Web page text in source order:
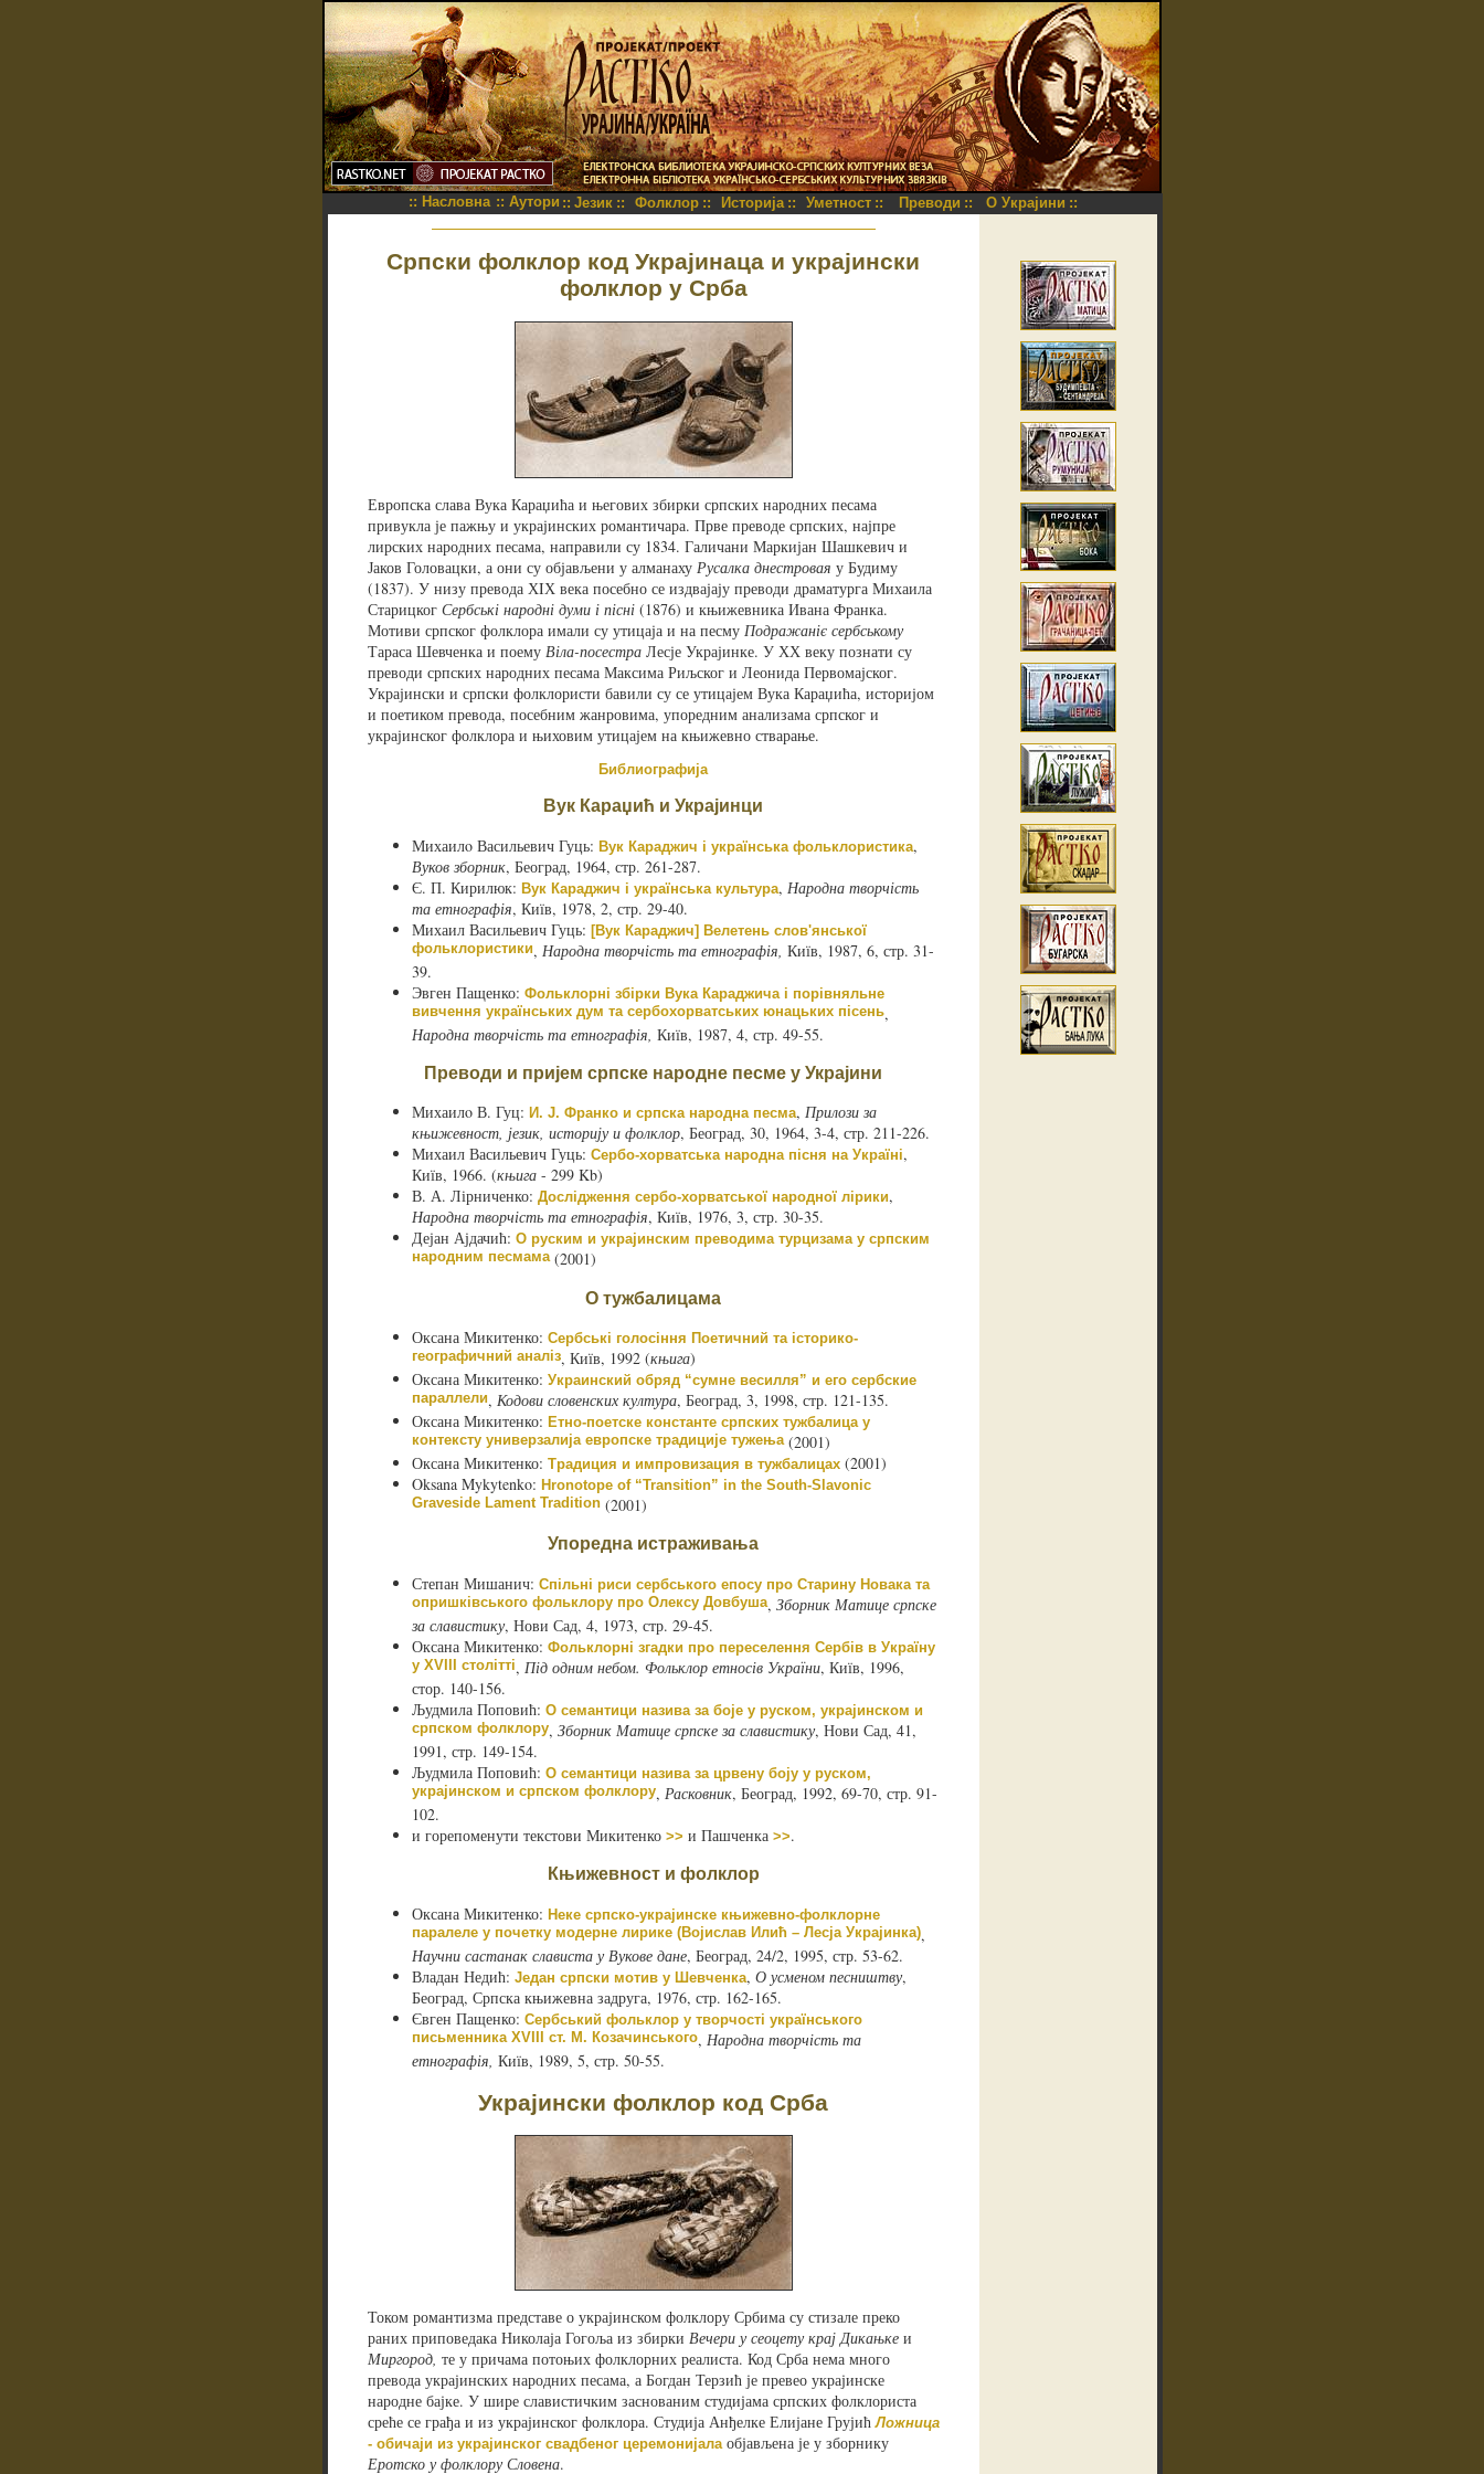
:: Насловна :: Аутори :: Језик :: Фолклор :: Историја :: Уметност :: Преводи :: O Украјини ::
Српски фолклор код Украјинаца и украјински
фолклор у Срба
Европска слава Вука Караџића и његових збирки српских народних песама
привукла је пажњу и украјинских романтичара. Прве преводе српских, најпре
лирских народних песама, направили су 1834. Галичани Маркијан Шашкевич и
Јаков Головацки, а они су објављени у алманаху Русалка днестровая у Будиму
(1837). У низу превода ХIХ века посебно се издвајају преводи драматурга Михаила
Старицког Сербські народні думи і пісні (1876) и књижевника Ивана Франка.
Мотиви српског фолклора имали су утицаја и на песму Подражаніє сербському
Тараса Шевченка и поему Віла-посестраЛесје Украјинке. У ХХ веку познати су
преводи српских народних песама Максима Риљског и Леонида Первомајског.
Украјински и српски фолклористи бавили су се утицајем Вука Караџића, историјом
и поетиком превода, посебним жанровима, упоредним анализама српског и
украјинског фолклора и њиховим утицајем на књижевно стварање.
Библиографија
Вук Караџић и Украјинци
Михаилo Васильевич Гуць: Вук Караджич і українська фольклористика,
Вуков зборник, Београд, 1964, стр. 261-287.
Є. П. Кирилюк: Вук Караджич і українська культура, Народна творчість
та етнографія, Київ, 1978, 2, стр. 29-40.
Михаил Васильевич Гуць: [Вук Караджич] Велетень слов'янської
фольклористики, Народна творчість та етнографія, Київ, 1987, 6, стр. 31-
39.
Эвген Пащенко: Фольклорні збірки Вука Караджича і порівняльне
вивчення українських дум та сербохорватських юнацьких пісень,
Народна творчість та етнографія, Київ, 1987, 4, стр. 49-55.
Преводи и пријем српске народне песме у Украјини
Михаилo В. Гуц: И. Ј. Франко и српска народна песма, Прилози за
књижевност, језик, историју и фолклор, Београд, 30, 1964, 3-4, стр. 211-226.
Михаил Васильевич Гуць: Сербо-хорватська народна пісня на Україні,
Київ, 1966. (књига- 299 Kb)
В. А. Лірниченко: Дослідження сербо-хорватської народної лірики,
Народна творчість та етнографія, Київ, 1976, 3, стр. 30-35.
Дејан Ајдачић: О руским и украјинским преводима турцизама у српским
народним песмама(2001)
О тужбалицама
Оксана Микитенко: Сербські голосіння Поетичний та історико-
географичний аналіз, Київ, 1992 (књига)
Оксана Микитенко: Украинский обряд “сумне весилля” и его сербские
параллели, Кодови словенских култура, Београд, 3, 1998, стр. 121-135.
Оксана Микитенко: Етно-поетске константе српских тужбалица у
контексту универзалија европске традиције тужења(2001)
Оксана Микитенко: Традиция и импровизация в тужбалицах(2001)
Oksana Mykytenko: Hronotope of “Transition” in the South-Slavonic
Graveside Lament Tradition(2001)
Упоредна истраживања
Степан Мишанич: Спільні риси сербського епосу про Старину Новака та
опришківського фольклору про Олексу Довбуша, Зборник Матице српске
за славистику, Нови Сад, 4, 1973, стр. 29-45.
Оксана Микитенко: Фольклорні згадки про переселення Сербів в Україну
у XVIII столітті, Під одним небом. Фольклор етносів України, Київ, 1996,
стор. 140-156.
Људмила Поповић: О семантици назива за боје у руском, украјинском и
српском фолклору, Зборник Матице српске за славистику, Нови Сад, 41,
1991, стр. 149-154.
Људмила Поповић: О семантици назива за црвену боју у руском,
украјинском и српском фолклору, Расковник, Београд, 1992, 69-70, стр. 91-
102.
и горепоменути текстови Микитенко >> и Пашченка >>.
Књижевност и фолклор
Оксана Микитенко: Неке српско-украјинске књижевно-фолклорне
паралеле у почетку модерне лирике (Војислав Илић – Лесја Украјинка),
Научни састанак слависта у Вукове дане, Београд, 24/2, 1995, стр. 53-62.
Владан Недић: Један српски мотив у Шевченка, О усменом песништву,
Београд, Српска књижевна задруга, 1976, стр. 162-165.
Євген Пащенко: Сербський фольклор у творчості українського
письменника XVIII ст. М. Козачинського, Народна творчість та
етнографія, Київ, 1989, 5, стр. 50-55.
Украјински фолклор код Срба
Током романтизма представе о украјинском фолклору Србима су стизале преко
раних приповедака Николаја Гогоља из збирки Вечери у сеоцету крај Дикањкеи
Миргород, те у причама потоњих фолклорних реалиста. Код Срба нема много
превода украјинских народних песама, а Богдан Терзић је превео украјинске
народне бајке. У шире славистичким заснованим студијама српских фолклориста
среће се грађа и из украјинског фолклора. Студија Анђелке Елијане ГрујићЛожница
- обичаји из украјинског свадбеног церемонијалаобјављена је у зборнику
Еротско у фолклору Словена.